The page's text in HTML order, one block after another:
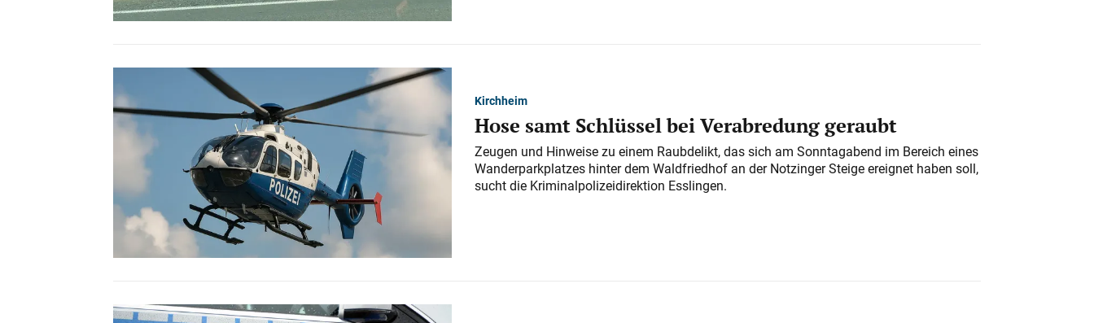
Kirchheim
Hose samt Schlüssel bei Verabredung geraubt
Zeugen und Hinweise zu einem Raubdelikt, das sich am Sonntagabend im Bereich eines
Wanderparkplatzes hinter dem Waldfriedhof an der Notzinger Steige ereignet haben soll,
sucht die Kriminalpolizeidirektion Esslingen.